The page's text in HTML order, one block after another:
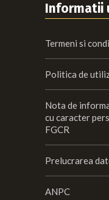
Informatii
Termeni si
Politica de
Nota de
cu caracter
FGCR
Prelucrarea
ANPC